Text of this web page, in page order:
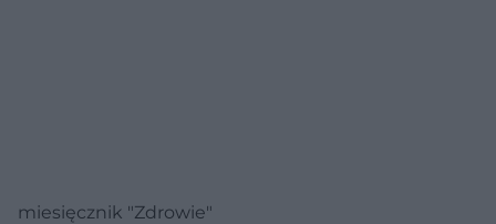
miesięcznik "Zdrowie"